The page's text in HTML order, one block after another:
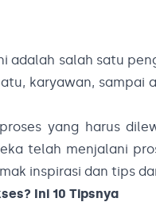
adalah salah satu
karyawan, sampai
yang harus
telah menjalani
inspirasi dan tips
Ini 10 Tipsnya